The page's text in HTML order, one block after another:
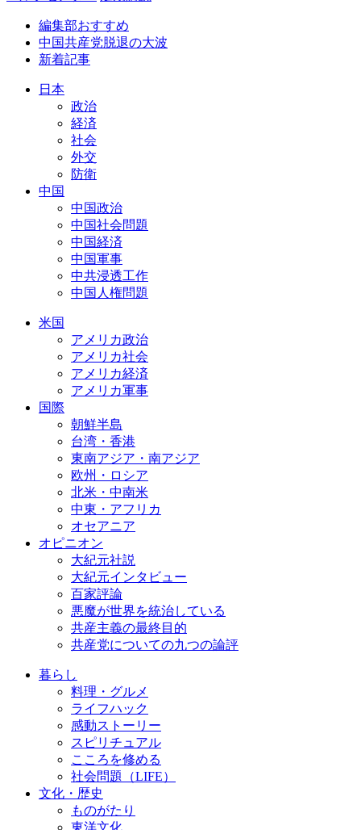
編集部おすすめ
中国共産党脱退の大波
新着記事
日本
政治
経済
社会
外交
防衛
中国
中国政治
中国社会問題
中国経済
中国軍事
中共浸透工作
中国人権問題
米国
アメリカ政治
アメリカ社会
アメリカ経済
アメリカ軍事
国際
朝鮮半島
台湾・香港
東南アジア・南アジア
欧州・ロシア
北米・中南米
中東・アフリカ
オセアニア
オピニオン
大紀元社説
大紀元インタビュー
百家評論
悪魔が世界を統治している
共産主義の最終目的
共産党についての九つの論評
暮らし
料理・グルメ
ライフハック
感動ストーリー
スピリチュアル
こころを修める
社会問題（LIFE）
文化・歴史
ものがたり